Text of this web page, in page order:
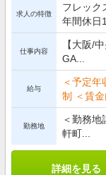
求人の特徴
フレック
年間休日
仕事内容
【大阪/
GA...
給与
＜予定
制 ＜賃金
勤務地
＜勤務地
軒町...
詳細を見る